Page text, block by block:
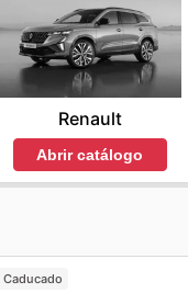
Renault
Abrir catálogo
Caducado